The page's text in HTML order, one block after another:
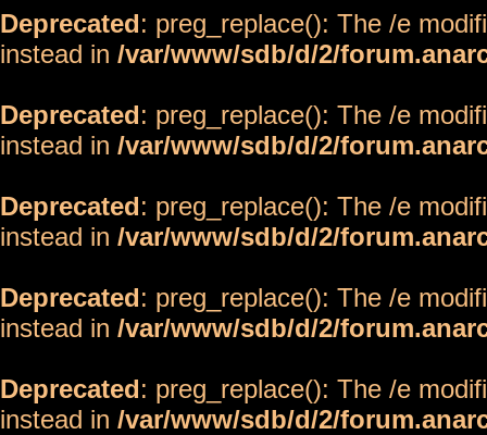
Deprecated: preg_replace(): The /e
instead in /var/www/sdb/d/2/
Deprecated: preg_replace(): The /e
instead in /var/www/sdb/d/2/
Deprecated: preg_replace(): The /e
instead in /var/www/sdb/d/2/
Deprecated: preg_replace(): The /e
instead in /var/www/sdb/d/2/
Deprecated: preg_replace(): The /e
instead in /var/www/sdb/d/2/